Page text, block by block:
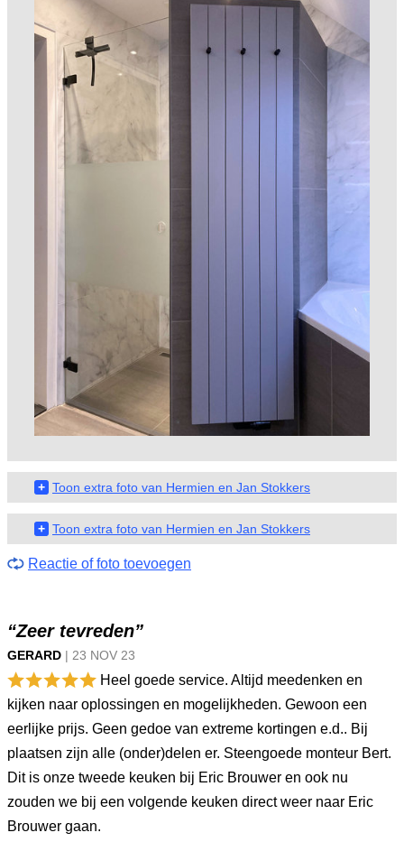
+ Toon extra foto van Hermien en Jan Stokkers
+ Toon extra foto van Hermien en Jan Stokkers
Reactie of foto toevoegen
“Zeer tevreden”
GERARD | 23 NOV 23
Heel goede service. Altijd meedenken en
kijken naar oplossingen en mogelijkheden. Gewoon een
eerlijke prijs. Geen gedoe van extreme kortingen e.d.. Bij
plaatsen zijn alle (onder)delen er. Steengoede monteur Bert.
Dit is onze tweede keuken bij Eric Brouwer en ook nu
zouden we bij een volgende keuken direct weer naar Eric
Brouwer gaan.